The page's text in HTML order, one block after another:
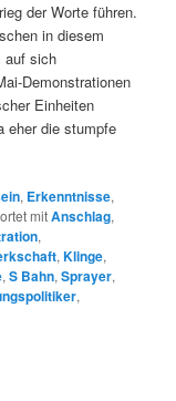
der Worte führen.
in diesem
auf sich
Demonstrationen
Einheiten
eher die stumpfe
, Erkenntnisse,
mitAnschlag,
,
,Klinge,
,S Bahn,Sprayer,
,